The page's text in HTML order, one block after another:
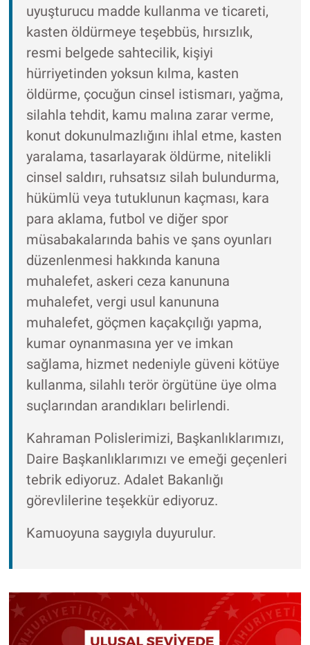
uyuşturucu madde kullanma ve ticareti,
kasten öldürmeye teşebbüs, hırsızlık,
resmi belgede sahtecilik, kişiyi
hürriyetinden yoksun kılma, kasten
öldürme, çocuğun cinsel istismarı, yağma,
silahla tehdit, kamu malına zarar verme,
konut dokunulmazlığını ihlal etme, kasten
yaralama, tasarlayarak öldürme, nitelikli
cinsel saldırı, ruhsatsız silah bulundurma,
hükümlü veya tutuklunun kaçması, kara
para aklama, futbol ve diğer spor
müsabakalarında bahis ve şans oyunları
düzenlenmesi hakkında kanuna
muhalefet, askeri ceza kanununa
muhalefet, vergi usul kanununa
muhalefet, göçmen kaçakçılığı yapma,
kumar oynanmasına yer ve imkan
sağlama, hizmet nedeniyle güveni kötüye
kullanma, silahlı terör örgütüne üye olma
suçlarından arandıkları belirlendi.
Kahraman Polislerimizi, Başkanlıklarımızı,
Daire Başkanlıklarımızı ve emeği geçenleri
tebrik ediyoruz. Adalet Bakanlığı
görevlilerine teşekkür ediyoruz.
Kamuoyuna saygıyla duyurulur.